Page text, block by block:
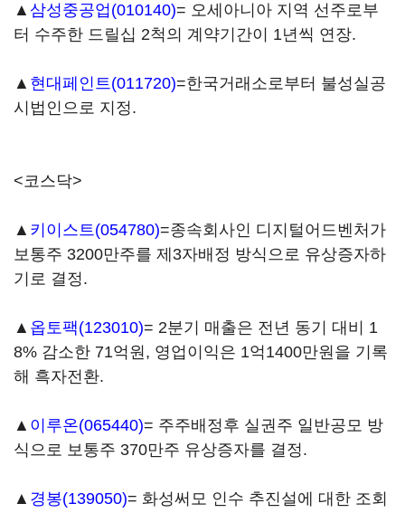
▲ 삼성중공업(010140)= 오세아니아 지역 선주로부
터 수주한 드릴십 2척의 계약기간이 1년씩 연장.
▲ 현대페인트(011720)=한국거래소로부터 불성실공
시법인으로 지정.
<코스닥>
▲ 키이스트(054780)=종속회사인 디지털어드벤처가
보통주 3200만주를 제3자배정 방식으로 유상증자하
기로 결정.
▲ 옵토팩(123010)= 2분기 매출은 전년 동기 대비 1
8% 감소한 71억원, 영업이익은 1억1400만원을 기록
해 흑자전환.
▲ 이루온(065440)= 주주배정후 실권주 일반공모 방
식으로 보통주 370만주 유상증자를 결정.
▲ 경봉(139050)= 화성써모 인수 추진설에 대한 조회